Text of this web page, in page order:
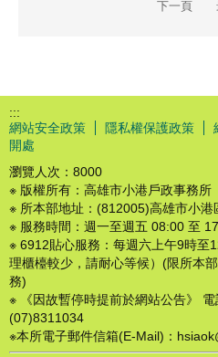
下一頁
:::
網站安全政策
隱私權保護政策
開處
瀏覽人次： 8000
※ 版權所有：高雄市小港戶政事務所
※ 所本部地址：(812005)高雄市小港
※ 服務時間：週一至週五 08:00 至
※ 6912貼心服務：每週六上午9時至
理櫃檯較少，請耐心等候）(限所本
務)
※ 《因故暫停時提前於網站公告》
(07)8311034
※本所電子郵件信箱(E-Mail)：